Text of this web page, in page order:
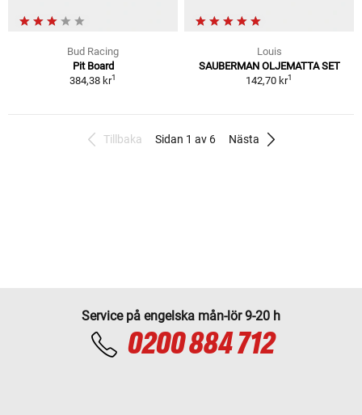
Bud Racing
Pit Board
384,38 kr1
Louis
SAUBERMAN OLJEMATTA SET
142,70 kr1
Tillbaka Sidan 1 av 6 Nästa
Service på engelska mån-lör 9-20 h
0200 884 712